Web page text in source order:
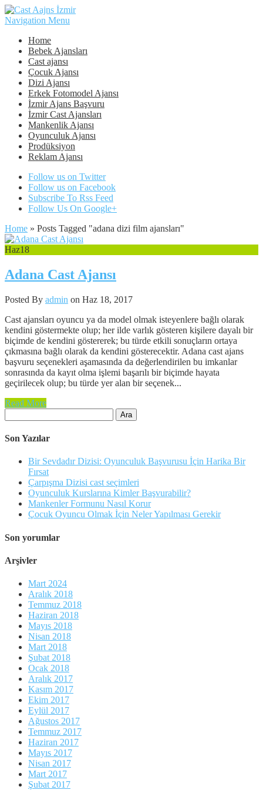
Navigation Menu
Home
Bebek Ajansları
Cast ajansı
Çocuk Ajansı
Dizi Ajansı
Erkek Fotomodel Ajansı
İzmir Ajans Başvuru
İzmir Cast Ajansları
Mankenlik Ajansı
Oyunculuk Ajansı
Prodüksiyon
Reklam Ajansı
Follow us on Twitter
Follow us on Facebook
Subscribe To Rss Feed
Follow Us On Google+
Home » Posts Tagged "adana dizi film ajansları"
Haz18
Adana Cast Ajansı
Posted By admin on Haz 18, 2017
Cast ajansları oyuncu ya da model olmak isteyenlere bağlı olarak
kendini göstermekte olup; her ilde varlık gösteren kişilere dayalı bir
biçimde de kendini göstererek; bu türde etkili sonuçların ortaya
çıkmasına bağlı olarak da kendini gösterecektir. Adana cast ajans
başvuru seçenekleri aşamasında da değerlendirilen bu imkanlar
sonrasında da kayıt olma işlemi başarılı bir biçimde hayata
geçirilecek olup; bu türde yer alan bir seçenek...
Read More
Son Yazılar
Bir Sevdadır Dizisi: Oyunculuk Başvurusu İçin Harika Bir
Fırsat
Çarpışma Dizisi cast seçimleri
Oyunculuk Kurslarına Kimler Başvurabilir?
Mankenler Formunu Nasıl Korur
Çocuk Oyuncu Olmak İçin Neler Yapılması Gerekir
Son yorumlar
Arşivler
Mart 2024
Aralık 2018
Temmuz 2018
Haziran 2018
Mayıs 2018
Nisan 2018
Mart 2018
Şubat 2018
Ocak 2018
Aralık 2017
Kasım 2017
Ekim 2017
Eylül 2017
Ağustos 2017
Temmuz 2017
Haziran 2017
Mayıs 2017
Nisan 2017
Mart 2017
Şubat 2017